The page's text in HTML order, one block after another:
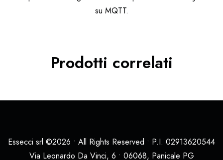
su MQTT.
Prodotti correlati
Essecci srl ©2026 • All Rights Reserved • P.I. 02913620544
Via Leonardo Da Vinci, 6 • 06068, Panicale PG